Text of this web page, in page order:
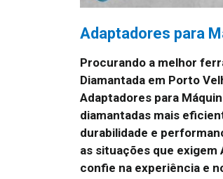
Adaptadores para
Procurando a melhor
Diamantada em Porto
Adaptadores para
diamantadas mais
durabilidade e
as situações que exigem
confie na experiência e